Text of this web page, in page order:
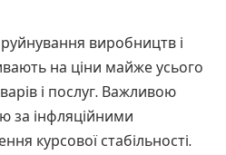
виробництв і
на ціни майже усього
і послуг. Важливою
за інфляційними
курсової стабільності.